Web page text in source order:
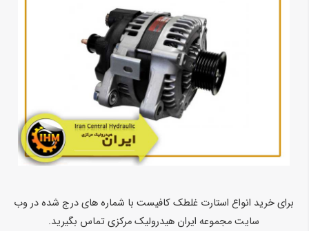
برای خرید انواع استارت غلطک کافیست با شماره های درج شده در وب
سایت مجموعه ایران هیدرولیک مرکزی تماس بگیرید.